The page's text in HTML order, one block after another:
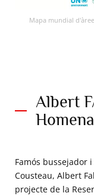
Mapa mundial
Albert
Famós bussejador
Cousteau, Albert
projecte de la